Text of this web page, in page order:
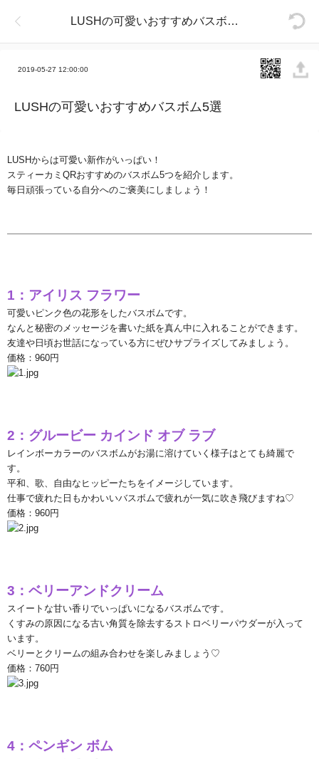
LUSHの可愛いおすすめバスボム5選
2019-05-27 12:00:00
LUSHの可愛いおすすめバスボム5選
LUSHからは可愛い新作がいっぱい！
スティーカミ QRおすすめのバスボム5つを紹介します。
毎日頑張っている自分へのご褒美にしましょう！
1 ：アイリス フラワー
可愛いピンク色の花形をしたバスボムです。
なんと秘密のメッセージを書いた紙を真ん中に入れることができます。
友達や日頃お世話になっている方にぜひサプライズしてみましょう。
価格： 960円
2 ：グルービー カインド オブ ラブ
レインボーカラーのバスボムがお湯に溶けていく様子はとても綺麗で
す。
平和、歌、自由なヒッピーたちをイメージしています。
仕事で疲れた日もかわいいバスボムで疲れが一気に吹き飛びますね♡
価格： 960円
3 ：ベリーアンドクリーム
スイートな甘い香りでいっぱいになるバスボムです。
くすみの原因になる古い角質を除去するストロベリーパウダーが入って
います。
ベリーとクリームの組み合わせを楽しみましょう♡
価格： 760円
4 ：ペンギン ボム